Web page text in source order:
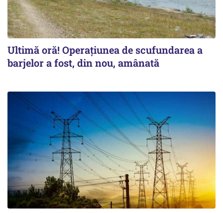
Ultimă oră! Operațiunea de scufundarea a
barjelor a fost, din nou, amânată